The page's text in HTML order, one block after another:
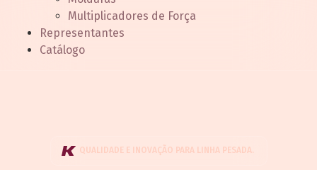
Multiplicadores de Força
Representantes
Catálogo
QUALIDADE E INOVAÇÃO PARA LINHA PESADA.